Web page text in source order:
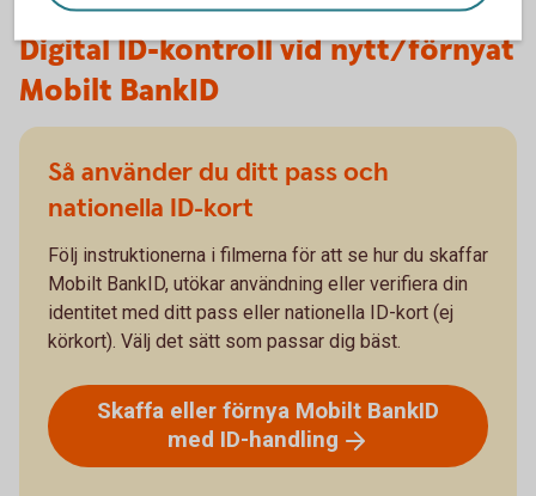
Digital ID-kontroll vid nytt/förnyat
Mobilt BankID
Så använder du ditt pass och
nationella ID-kort
Följ instruktionerna i filmerna för att se hur du skaffar
Mobilt BankID, utökar användning eller verifiera din
identitet med ditt pass eller nationella ID-kort (ej
körkort). Välj det sätt som passar dig bäst.
Skaffa eller förnya Mobilt BankID
med ID-handling